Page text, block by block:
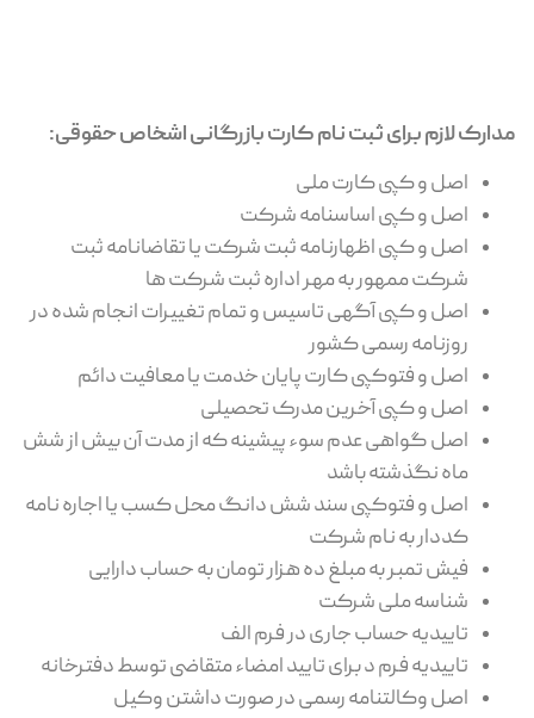
مدارک لازم برای ثبت نام کارت بازرگانی اشخاص حقوقی:
اصل و کپی کارت ملی
اصل و کپی اساسنامه شرکت
اصل و کپی اظهارنامه ثبت شرکت یا تقاضانامه ثبت
شرکت ممهور به مهر اداره ثبت شرکت ها
اصل و کپی آگهی تاسیس و تمام تغییرات انجام شده در
روزنامه رسمی کشور
اصل و فتوکپی کارت پایان خدمت یا معافیت دائم
اصل و کپی آخرین مدرک تحصیلی
اصل گواهی عدم سوء پیشینه که از مدت آن بیش از شش
ماه نگذشته باشد
اصل و فتوکپی سند شش دانگ محل کسب یا اجاره نامه
کددار به نام شرکت
فیش تمبر به مبلغ ده هزار تومان به حساب دارایی
شناسه ملی شرکت
تاییدیه حساب جاری در فرم الف
تاییدیه فرم د برای تایید امضاء متقاضی توسط دفترخانه
اصل وکالتنامه رسمی در صورت داشتن وکیل